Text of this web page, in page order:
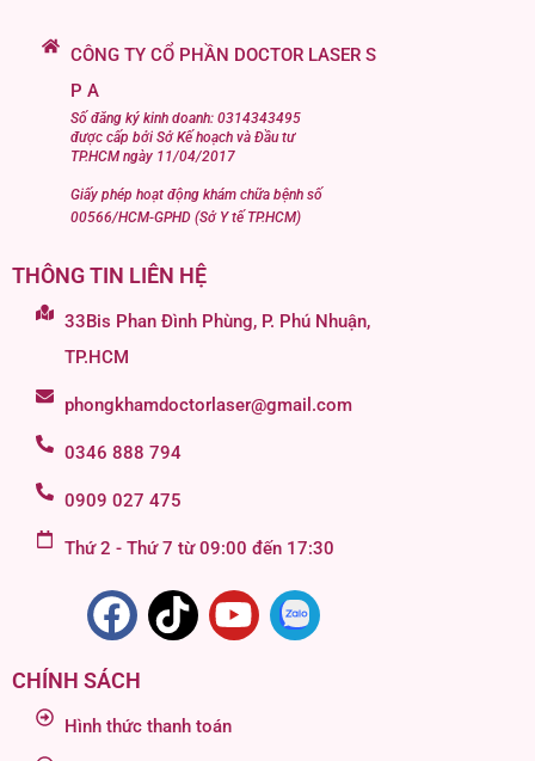
CÔNG TY CỔ PHẦN DOCTOR LASER S
P A
Số đăng ký kinh doanh: 0314343495
được cấp bởi Sở Kế hoạch và Đầu tư
TP.HCM ngày 11/04/2017
Giấy phép hoạt động khám chữa bệnh số
00566/HCM-GPHD (Sở Y tế TP.HCM)
THÔNG TIN LIÊN HỆ
33Bis Phan Đình Phùng, P. Phú Nhuận,
TP.HCM
phongkhamdoctorlaser@gmail.com
0346 888 794
0909 027 475
Thứ 2 - Thứ 7 từ 09:00 đến 17:30
CHÍNH SÁCH
Hình thức thanh toán